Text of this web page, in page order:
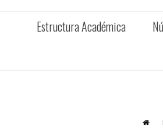
Estructura Académica